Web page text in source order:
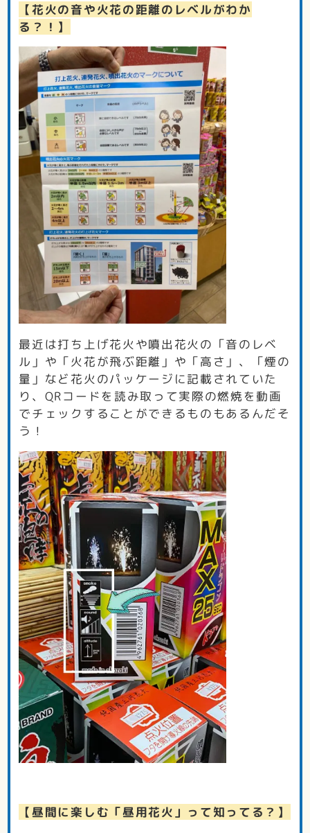
【花火の音や火花の距離のレベルがわか
る？！】
最近は打ち上げ花火や噴出花火の「音のレベ
ル」や「火花が飛ぶ距離」や「高さ」、「煙の
量」など花火のパッケージに記載されていた
り、QRコードを読み取って実際の燃焼を動画
でチェックすることができるものもあるんだそ
う！
【昼間に楽しむ「昼用花火」って知ってる？】